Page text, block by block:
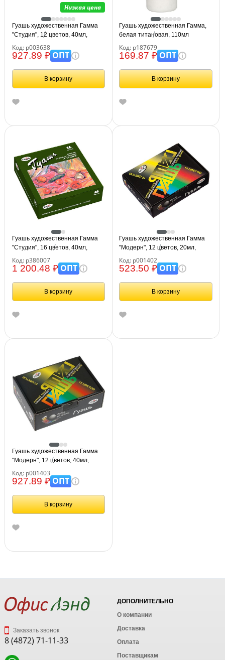
Низкая цена
Гуашь художественная Гамма
"Студия", 12 цветов, 40мл,
Код: р003638
927.89 ₽ОПТ
В корзину
Гуашь художественная Гамма,
белая титановая, 110мл
Код: р187679
169.87 ₽ОПТ
В корзину
Гуашь художественная Гамма
"Студия", 16 цветов, 40мл,
Код: р386007
1 200.48 ₽ОПТ
В корзину
Гуашь художественная Гамма
"Модерн", 12 цветов, 20мл,
Код: р001402
523.50 ₽ОПТ
В корзину
Гуашь художественная Гамма
"Модерн", 12 цветов, 40мл,
Код: р001403
927.89 ₽ОПТ
В корзину
Заказать звонок
8 (4872) 71-11-33
ДОПОЛНИТЕЛЬНО
О компании
Доставка
Оплата
Поставщикам